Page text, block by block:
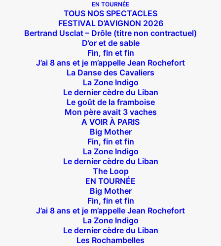
EN TOURNÉE
TOUS NOS SPECTACLES
FESTIVAL D’AVIGNON 2026
Bertrand Usclat – Drôle (titre non contractuel)
D’or et de sable
Fin, fin et fin
J’ai 8 ans et je m’appelle Jean Rochefort
La Danse des Cavaliers
La Zone Indigo
Le dernier cèdre du Liban
Le goût de la framboise
Mon père avait 3 vaches
A VOIR À PARIS
Big Mother
Fin, fin et fin
La Zone Indigo
Le dernier cèdre du Liban
The Loop
EN TOURNÉE
Big Mother
Fin, fin et fin
J’ai 8 ans et je m’appelle Jean Rochefort
La Zone Indigo
Le dernier cèdre du Liban
Les Rochambelles
la zone indigo – la nouvelle création de Mélody
Mourey, à l’affiche au Theatre des Béliers
Parisiens à partir de janvier 2026.
Suivez nous !